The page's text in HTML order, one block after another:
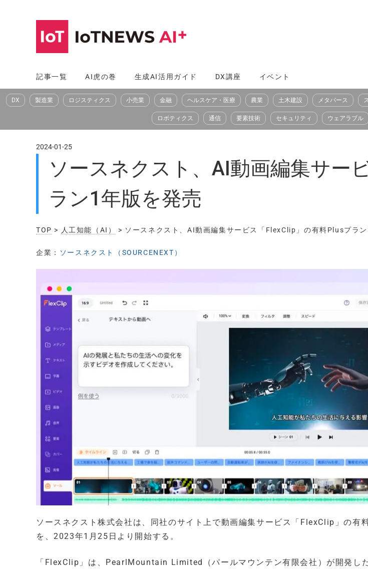
へ
ス
記事一覧 AI虎の巻 生成AI活用ガイド DX講座 イベント
DX 製造業 ロジスティクス 小売業 金融 ヘルスケア・医療 農業 土木建設 メタバース
ロボティクス 通信 要素技術 セキュリティ ウェアラブル
2024-01-25
ソースネクスト、AI動画編集サー
ラン1年版を発売
TOP > 人工知能（AI） > ソースネクスト、AI動画編集サービス「FlexClip」の有料Plusプラ
企業： ソースネクスト（SOURCENEXT）
ソースネクスト株式会社は、同社のサイト上で動画編集サービス「FlexClip」の有
を、2023年1月25日より開始する。
「FlexClip」は、PearlMountain Limited（パールマウンテン有限会社）が開発し